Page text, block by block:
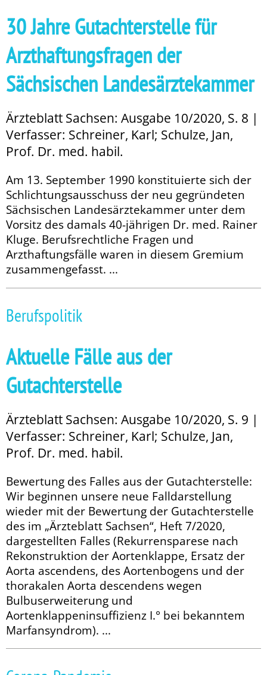
30 Jahre Gutachterstelle für
Arzthaftungsfragen der
Sächsischen Landesärztekammer
Ärzteblatt Sachsen: Ausgabe 10/2020, S. 8 |
Verfasser: Schreiner, Karl; Schulze, Jan,
Prof. Dr. med. habil.
Am 13. September 1990 konstituierte sich der
Schlichtungsausschuss der neu gegründeten
Sächsischen Landesärztekammer unter dem
Vorsitz des damals 40-jährigen Dr. med. Rainer
Kluge. Berufsrechtliche Fragen und
Arzthaftungsfälle waren in diesem Gremium
zusammengefasst. ...
Berufspolitik
Aktuelle Fälle aus der
Gutachterstelle
Ärzteblatt Sachsen: Ausgabe 10/2020, S. 9 |
Verfasser: Schreiner, Karl; Schulze, Jan,
Prof. Dr. med. habil.
Bewertung des Falles aus der Gutachterstelle:
Wir beginnen unsere neue Falldarstellung
wieder mit der Bewertung der Gutachterstelle
des im „Ärzteblatt Sachsen“, Heft 7/2020,
dargestellten Falles (Rekurrensparese nach
Rekon­struktion der Aortenklappe, Ersatz der
Aorta ascendens, des Aortenbogens und der
thorakalen Aorta descendens wegen
Bulbuserweiterung und
Aortenklappeninsuffizienz I.° bei bekanntem
Marfansyndrom). ...